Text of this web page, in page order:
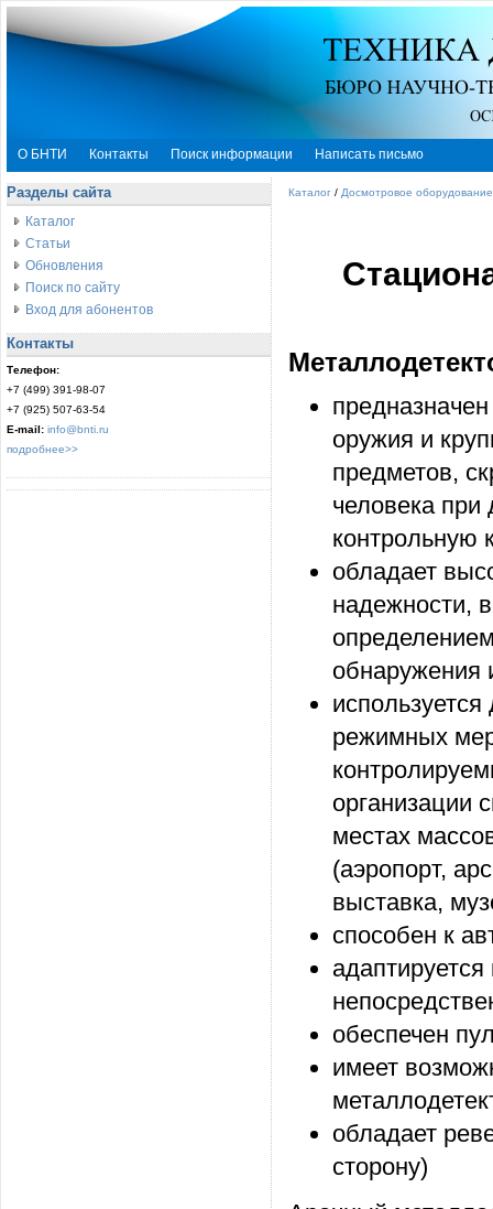
О БНТИ Контакты Поиск информации Написать письмо
Разделы сайта
Каталог
Статьи
Обновления
Поиск по сайту
Вход для абонентов
Контакты
Телефон:
+7 (499) 391-98-07
+7 (925) 507-63-54
E-mail: info@bnti.ru
подробнее>>
Каталог / Досмотровое оборудование
оружия и
предметов,
человека при
контрольную
обладает
надежности,
обнаружения
режимных
организации
местах
(аэропорт,
выставка,
способен к
обеспечен
имеет
обладает
сторону)